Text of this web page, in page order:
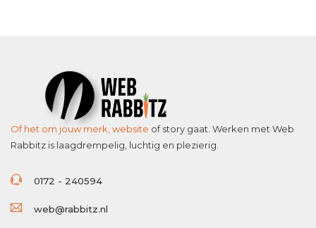
Of het om jouw merk, website of story gaat. Werken met Web
Rabbitz is laagdrempelig, luchtig en plezierig.
0172 - 240594
web@rabbitz.nl